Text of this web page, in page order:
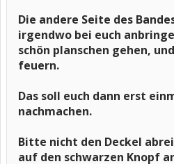
Die andere Seite des
irgendwo bei euch
schön planschen gehen,
feuern.
Das soll euch dann erst
nachmachen.
Bitte nicht den Deckel
auf den schwarzen Knopf